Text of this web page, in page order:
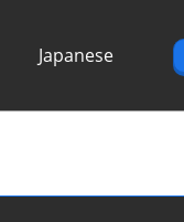
Japanese